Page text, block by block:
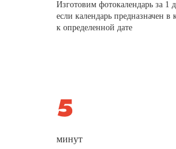
Изготовим фотокалендарь за 1
если календарь предназначен в
к определенной дате
минут